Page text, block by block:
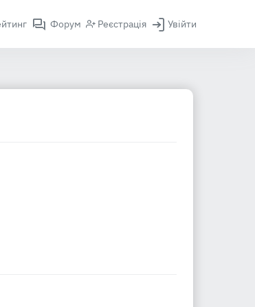
Форум Реєстрація Увійти